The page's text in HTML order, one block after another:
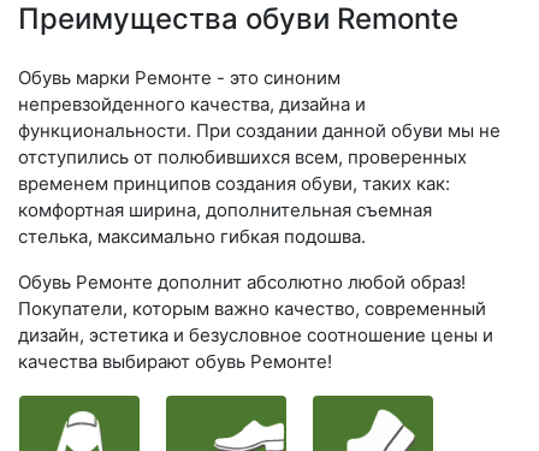
Преимущества обуви Remonte
Обувь марки Ремонте - это синоним
непревзойденного качества, дизайна и
функциональности. При создании данной обуви мы не
отступились от полюбившихся всем, проверенных
временем принципов создания обуви, таких как:
комфортная ширина, дополнительная съемная
стелька, максимально гибкая подошва.
Обувь Ремонте дополнит абсолютно любой образ!
Покупатели, которым важно качество, современный
дизайн, эстетика и безусловное соотношение цены и
качества выбирают обувь Ремонте!